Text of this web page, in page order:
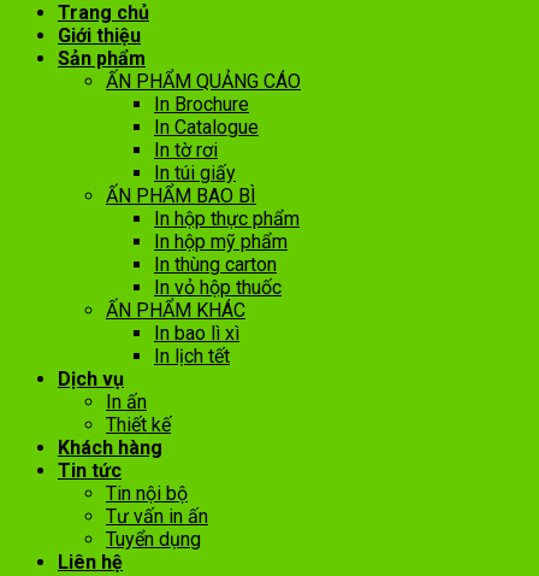
Trang chủ
Giới thiệu
Sản phẩm
ẤN PHẨM QUẢNG CÁO
In Brochure
In Catalogue
In tờ rơi
In túi giấy
ẤN PHẨM BAO BÌ
In hộp thực phẩm
In hộp mỹ phẩm
In thùng carton
In vỏ hộp thuốc
ẤN PHẨM KHÁC
In bao lì xì
In lịch tết
Dịch vụ
In ấn
Thiết kế
Khách hàng
Tin tức
Tin nội bộ
Tư vấn in ấn
Tuyển dụng
Liên hệ